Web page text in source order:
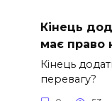
Кінець
має право
Кінець
перевагу?